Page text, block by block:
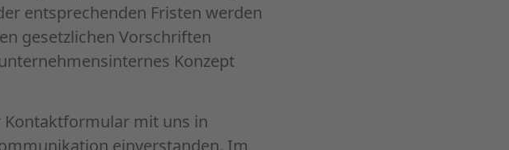
entsprechenden Fristen werden
gesetzlichen Vorschriften
Konzept
Kontaktformular mit uns in
einverstanden. Im